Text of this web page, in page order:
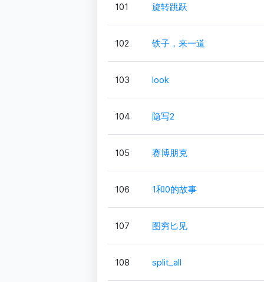
101 旋转跳跃
102 铁子，来一道
103 look
104 隐写2
105 赛博朋克
106 1和0的故事
107 图穷匕见
108 split_all